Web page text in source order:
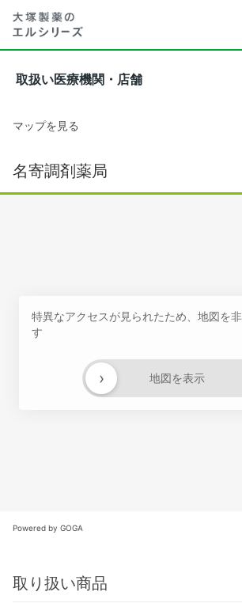
取扱い医療機関・店舗
マップを見る
名寄調剤薬局
特異なアクセスが見られたため、地図を
す
地図を表示
›
Powered by GOGA
取り扱い商品